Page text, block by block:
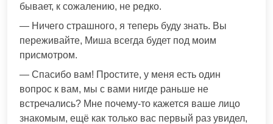
бывает, к сожалению, не редко.
— Ничего страшного, я теперь буду знать. Вы
переживайте, Миша всегда будет под моим
присмотром.
— Спасибо вам! Простите, у меня есть один
вопрос к вам, мы с вами нигде раньше не
встречались? Мне почему-то кажется ваше лицо
знакомым, ещё как только вас первый раз увидел,